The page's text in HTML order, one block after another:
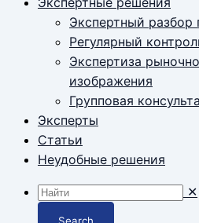
Экспертный разбор
Регулярный
Экспертиза
изображения
Групповая
Эксперты
Статьи
Неудобные решения
✕